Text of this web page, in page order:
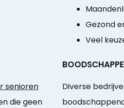
Gezond
Veel
senioren
die geen
Diverse